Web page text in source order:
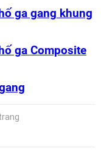
ga gang khung
ga Composite